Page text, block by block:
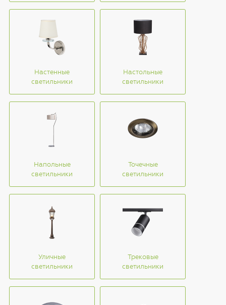
Настенные
светильники
Настольные
светильники
Напольные
светильники
Точечные
светильники
Уличные
светильники
Трековые
светильники